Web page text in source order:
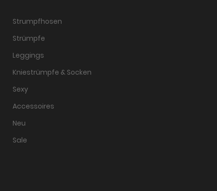
Strumpfhosen
Strümpfe
Leggings
Kniestrümpfe & Socken
Sexy
Accessoires
Neu
Sale